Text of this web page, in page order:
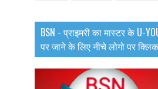
BSN - प्राइमरी का मास्टर के U-
पर जाने के लिए नीचे लोगो पर